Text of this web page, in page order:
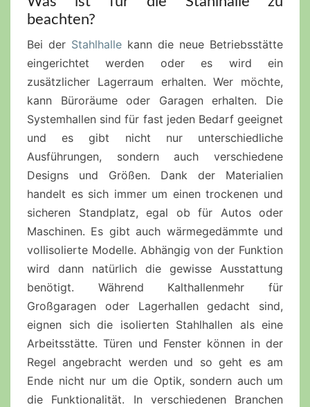
beachten?
Bei der Stahlhalle kann die neue Betriebsstätte
eingerichtet werden oder es wird ein
zusätzlicher Lagerraum erhalten. Wer möchte,
kann Büroräume oder Garagen erhalten. Die
Systemhallen sind für fast jeden Bedarf geeignet
und es gibt nicht nur unterschiedliche
Ausführungen, sondern auch verschiedene
Designs und Größen. Dank der Materialien
handelt es sich immer um einen trockenen und
sicheren Standplatz, egal ob für Autos oder
Maschinen. Es gibt auch wärmegedämmte und
vollisolierte Modelle. Abhängig von der Funktion
wird dann natürlich die gewisse Ausstattung
benötigt. Während Kalthallenmehr für
Großgaragen oder Lagerhallen gedacht sind,
eignen sich die isolierten Stahlhallen als eine
Arbeitsstätte. Türen und Fenster können in der
Regel angebracht werden und so geht es am
Ende nicht nur um die Optik, sondern auch um
die Funktionalität. In verschiedenen Branchen